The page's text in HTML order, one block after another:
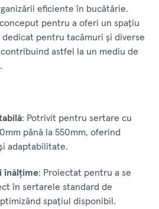
eficiente în bucătărie.
pentru a oferi un spațiu
pentru tacâmuri și diverse
astfel la un mediu de
: Potrivit pentru sertare cu
până la 550mm, oferind
adaptabilitate.
înălțime: Proiectat pentru a se
în sertarele standard de
spațiul disponibil.